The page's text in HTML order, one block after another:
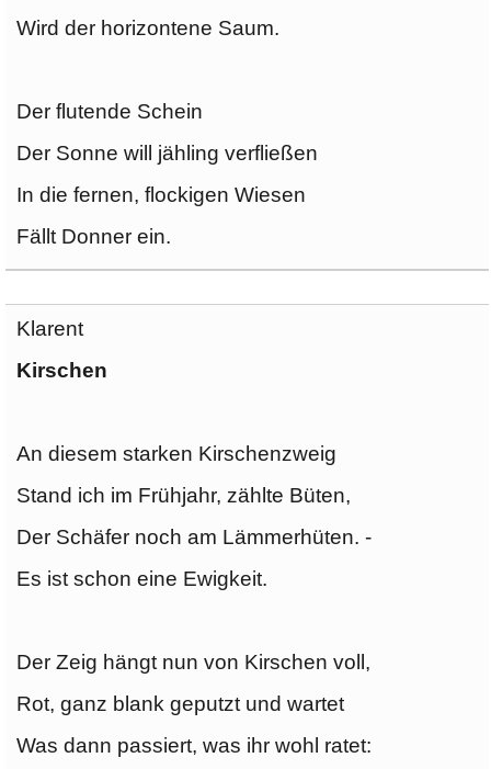
Wird der horizontene Saum.
Der flutende Schein
Der Sonne will jähling verfließen
In die fernen, flockigen Wiesen
Fällt Donner ein.
Klarent
Kirschen
An diesem starken Kirschenzweig
Stand ich im Frühjahr, zählte Büten,
Der Schäfer noch am Lämmerhüten. -
Es ist schon eine Ewigkeit.
Der Zeig hängt nun von Kirschen voll,
Rot, ganz blank geputzt und wartet
Was dann passiert, was ihr wohl ratet: